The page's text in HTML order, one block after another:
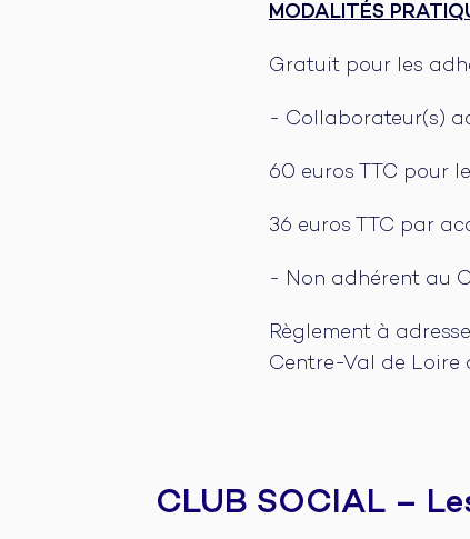
MODALITÉS
Gratuit pour les
- Collaborateur(s)
60 euros TTC pour
36 euros TTC par
- Non adhérent au
Règlement à
Centre-Val de Loire
CLUB SOCIAL –